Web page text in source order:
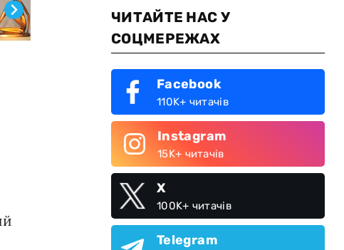
ЧИТАЙТЕ НАС У
СОЦМЕРЕЖАХ
Facebook
110K+ читачів
Instagram
15K+ читачів
X
100K+ читачів
Telegram